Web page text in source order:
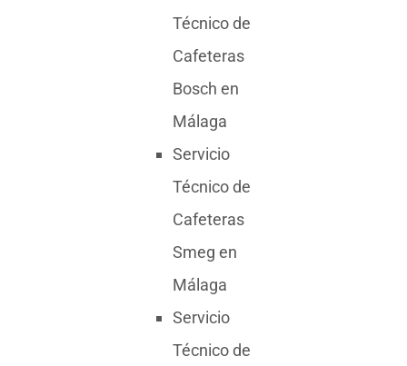
Técnico de
Cafeteras
Bosch en
Málaga
Servicio
Técnico de
Cafeteras
Smeg en
Málaga
Servicio
Técnico de